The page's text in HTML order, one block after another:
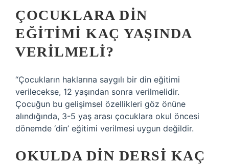
ÇOCUKLARA DIN
EĞITIMI KAÇ YAŞINDA
VERILMELI?
“Çocukların haklarına saygılı bir din eğitimi
verilecekse, 12 yaşından sonra verilmelidir.
Çocuğun bu gelişimsel özellikleri göz önüne
alındığında, 3-5 yaş arası çocuklara okul öncesi
dönemde ‘din’ eğitimi verilmesi uygun değildir.
OKULDA DIN DERSI KAÇ